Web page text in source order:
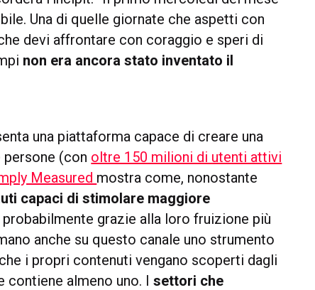
Una di quelle giornate che aspetti con
devi affrontare con coraggio e speri di
non era ancora stato inventato il
una piattaforma capace di creare una
(con oltre 150 milioni di utenti attivi
Measured mostra come, nonostante
capaci di stimolare maggiore
probabilmente grazie alla loro fruizione più
anche su questo canale uno strumento
i propri contenuti vengano scoperti dagli
contiene almeno uno. I settori che